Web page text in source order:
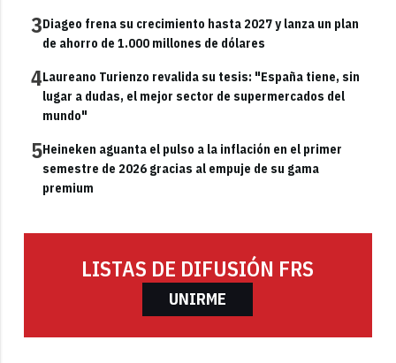
3Diageo frena su crecimiento hasta 2027 y lanza un plan
de ahorro de 1.000 millones de dólares
4Laureano Turienzo revalida su tesis: "España tiene, sin
lugar a dudas, el mejor sector de supermercados del
mundo"
5Heineken aguanta el pulso a la inflación en el primer
semestre de 2026 gracias al empuje de su gama
premium
LISTAS DE DIFUSIÓN FRS
UNIRME